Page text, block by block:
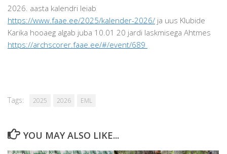
2026. aasta kalendri leiab
https://www.faae.ee/2025/kalender-2026/ ja uus Klubide
Karika hooaeg algab juba 10.01 20 jardi laskmisega Ahtmes
https://archscorer.faae.ee/#/event/689
Tags: 2025 2026 EML
YOU MAY ALSO LIKE...